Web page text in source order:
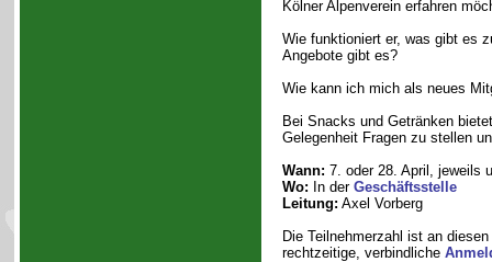
Kölner Alpenverein erfahren
Wie funktioniert er, was gibt es
Angebote gibt es?
Wie kann ich mich als neues
Bei Snacks und Getränken
Gelegenheit Fragen zu stellen
Wann: 7. oder 28. April, jeweils
Wo: In der Geschäftsstelle
Leitung: Axel Vorberg
Die Teilnehmerzahl ist an
rechtzeitige, verbindliche